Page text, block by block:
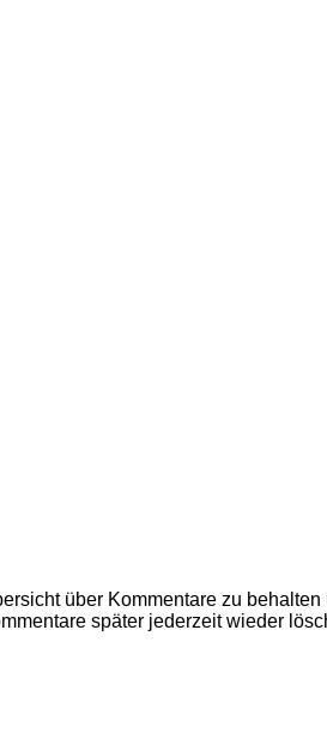
über Kommentare zu
später jederzeit wieder